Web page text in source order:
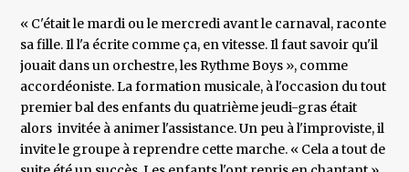
« C'était le mardi ou le mercredi avant le carnaval, raconte
sa fille. Il l'a écrite comme ça, en vitesse. Il faut savoir qu'il
jouait dans un orchestre, les Rythme Boys », comme
accordéoniste. La formation musicale, à l'occasion du tout
premier bal des enfants du quatrième jeudi-gras était
alors invitée à animer l'assistance. Un peu à l'improviste, il
invite le groupe à reprendre cette marche. « Cela a tout de